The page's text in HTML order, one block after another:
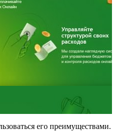
его преимуществами.